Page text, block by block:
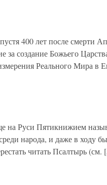
400 лет после смерти
за создание Божьего
Реального Мира в
на Руси Пятикнижием
народа, и даже в ходу
читать Псалтырь